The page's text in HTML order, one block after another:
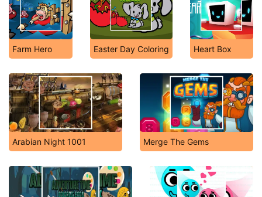
Farm Hero Easter Day Coloring Heart Box
Arabian Night 1001 Merge The Gems